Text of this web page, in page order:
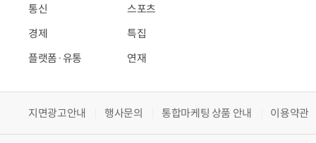
통신
경제
플랫폼·유통
스포츠
특집
연재
지면광고안내 행사문의 통합마케팅 상품 안내 이용약관